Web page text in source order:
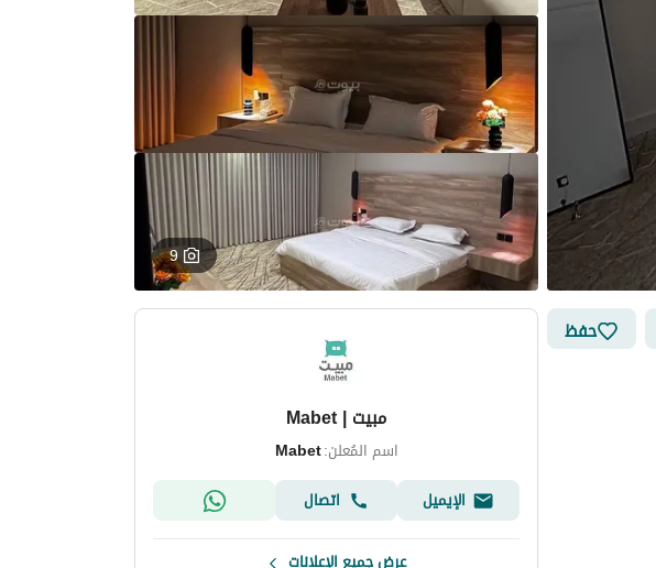
9
حفظ
مبيت | Mabet
اسم المُعلن:Mabet
الإيميل
اتصال
عرض جميع الإعلانات